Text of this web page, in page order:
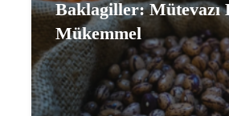
Baklagiller: Mütevazı
Mükemmel